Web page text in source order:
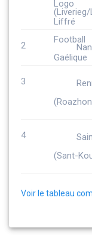
2
3
4
(Sant-
Voir le tableau